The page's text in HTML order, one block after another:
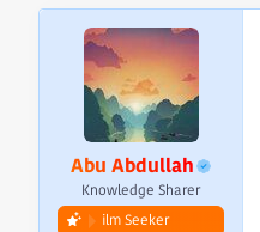
r
t
e
r
Abu Abdullah
Knowledge Sharer
ilm Seeker